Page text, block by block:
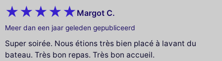
Margot C.
Meer dan een jaar geleden gepubliceerd
Super soirée. Nous étions très bien placé à lavant du
bateau. Très bon repas. Très bon accueil.